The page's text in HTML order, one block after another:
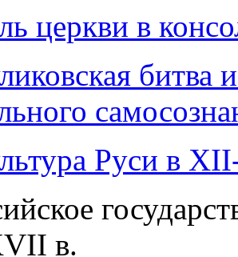
церкви в
битва
Руси в
в.